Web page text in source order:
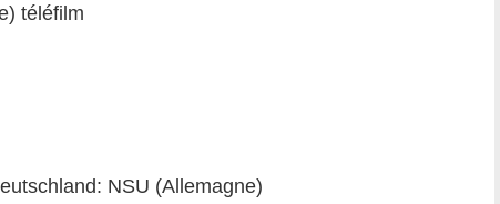
téléfilm
NSU (Allemagne)